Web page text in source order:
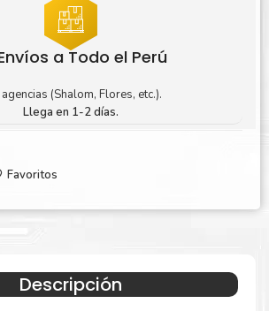
a Todo el Perú
(Shalom, Flores, etc.).
Llega en 1-2 días.
Favoritos
Descripción